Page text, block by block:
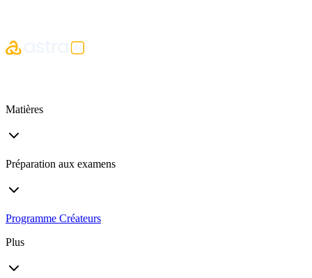
Matières
Préparation aux examens
Programme Créateurs
Plus